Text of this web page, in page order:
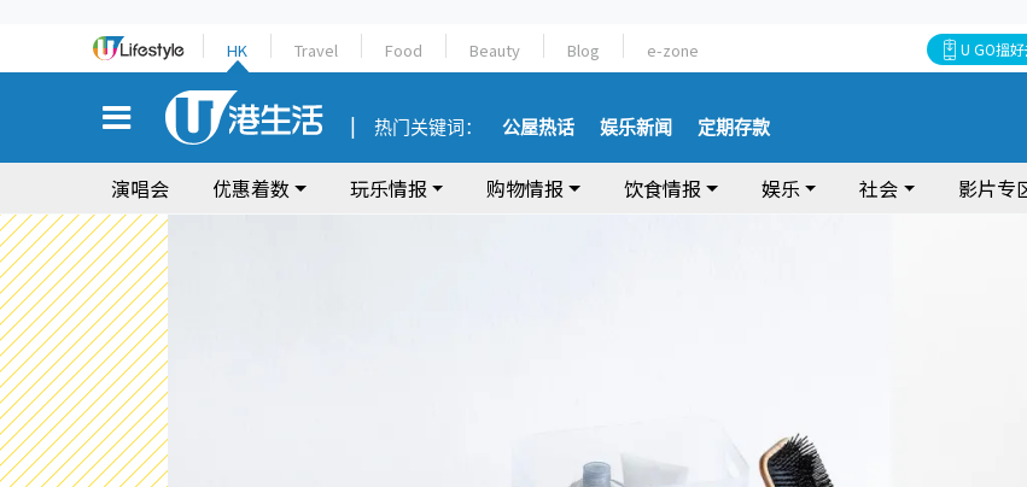
HK Travel Food Beauty Blog e-zone U GO搵
热门关键词： 公屋热话 娱乐新闻 定期存款
演唱会 优惠着数 玩乐情报 购物情报 饮食情报 娱乐 社会 影片专